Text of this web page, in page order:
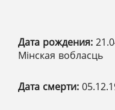
Дата рождения:
Мінская вобласць
Дата смерти: